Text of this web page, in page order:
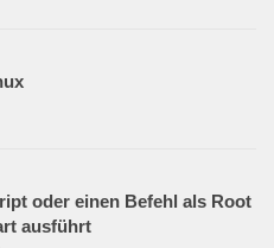
oder einen Befehl als Root
ausführt